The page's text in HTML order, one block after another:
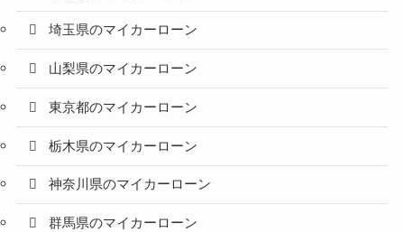
埼玉県のマイカーローン
山梨県のマイカーローン
東京都のマイカーローン
栃木県のマイカーローン
神奈川県のマイカーローン
群馬県のマイカーローン